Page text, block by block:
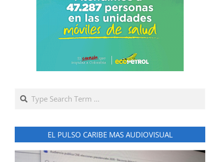
Search
EL PULSO CARIBE MAS AUDIOVISUAL